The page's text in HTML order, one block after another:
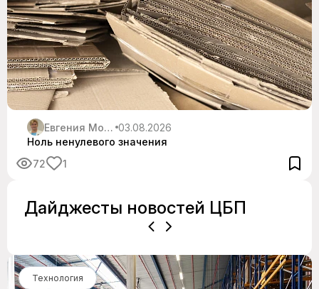
Евгения Москалюк 03.08.2026
Ноль ненулевого значения
72
1
Дайджесты новостей ЦБП
Технология